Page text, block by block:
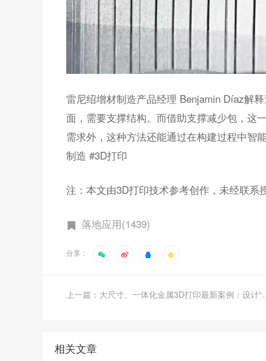
雷尼绍增材制造产品经理 Benjamin Díaz解
面，需要支撑结构。而借助支撑减少包，这
需求外，这种方法还能通过在构建过程中智
制造 #3D打印
注：本文由3D打印技术参考创作，未经联系
落地应用(1439)
分享：
上一篇：大尺寸、
相关文章